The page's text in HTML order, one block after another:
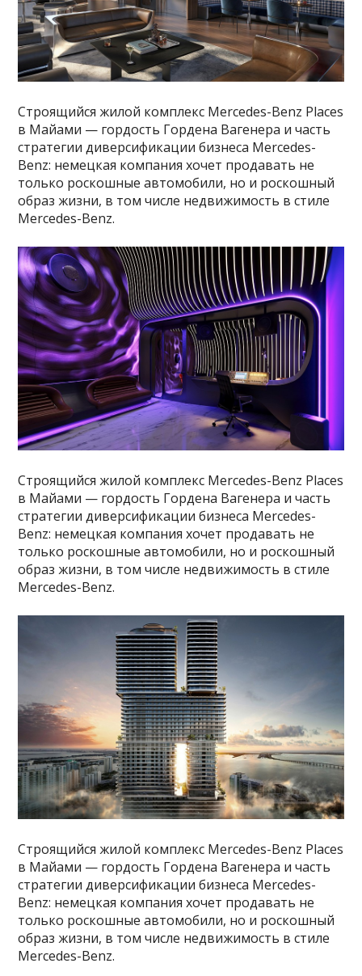
Строящийся жилой комплекс Mercedes-Benz Places
в Майами — гордость Гордена Вагенера и часть
стратегии диверсификации бизнеса Mercedes-
Benz: немецкая компания хочет продавать не
только роскошные автомобили, но и роскошный
образ жизни, в том числе недвижимость в стиле
Mercedes-Benz.
Строящийся жилой комплекс Mercedes-Benz Places
в Майами — гордость Гордена Вагенера и часть
стратегии диверсификации бизнеса Mercedes-
Benz: немецкая компания хочет продавать не
только роскошные автомобили, но и роскошный
образ жизни, в том числе недвижимость в стиле
Mercedes-Benz.
Строящийся жилой комплекс Mercedes-Benz Places
в Майами — гордость Гордена Вагенера и часть
стратегии диверсификации бизнеса Mercedes-
Benz: немецкая компания хочет продавать не
только роскошные автомобили, но и роскошный
образ жизни, в том числе недвижимость в стиле
Mercedes-Benz.